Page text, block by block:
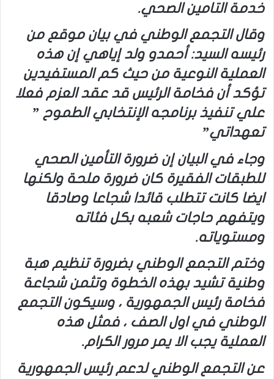
خدمة التامين الصحي.
وقال التجمع الوطني في بيان موقع من
رئيسه السيد: أحمدو ولد إياهي إن هذه
العملية النوعية من حيث كم المستفيدين
تؤكد أن فخامة الرئيس قد عقد العزم فعلا
علي تنفيذ برنامجه الإنتخابي الطموح ”
تعهداتي”
وجاء في البيان إن ضرورة التأمين الصحي
للطبقات الفقيرة كان ضرورة ملحة ولكنها
ايضا كانت تتطلب قائدا شجاعا وصادقا
ويتفهم حاجات شعبه بكل فئاته
ومستوياته.
وختم التجمع الوطني بضرورة تنظيم هبة
وطنية تشيد بهذه الخطوة وتثمن شجاعة
فخامة رئيس الجمهورية ، وسيكون التجمع
الوطني في اول الصف ، فمثل هذه
العملية يجب الا يمر مرور الكرام.
عن التجمع الوطني لدعم رئيس الجمهورية